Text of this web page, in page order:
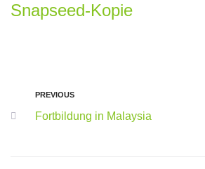
Snapseed-Kopie
PREVIOUS
Fortbildung in Malaysia